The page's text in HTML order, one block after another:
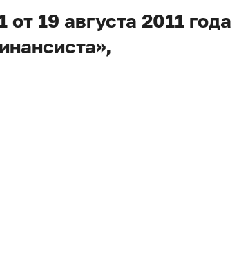
19 августа 2011 года